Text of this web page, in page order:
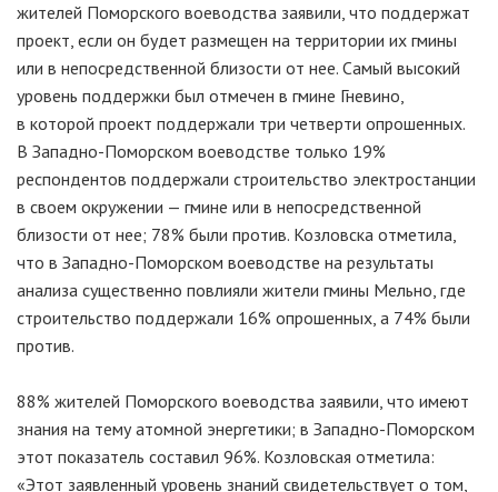
жителей Поморского воеводства заявили, что поддержат
проект, если он будет размещен на территории их гмины
или в непосредственной близости от нее. Самый высокий
уровень поддержки был отмечен в гмине Гневино,
в которой проект поддержали три четверти опрошенных.
В Западно-Поморском воеводстве только 19%
респондентов поддержали строительство электростанции
в своем окружении — гмине или в непосредственной
близости от нее; 78% были против. Козловска отметила,
что в Западно-Поморском воеводстве на результаты
анализа существенно повлияли жители гмины Мельно, где
строительство поддержали 16% опрошенных, а 74% были
против.
88% жителей Поморского воеводства заявили, что имеют
знания на тему атомной энергетики; в Западно-Поморском
этот показатель составил 96%. Козловская отметила:
«Этот заявленный уровень знаний свидетельствует о том,